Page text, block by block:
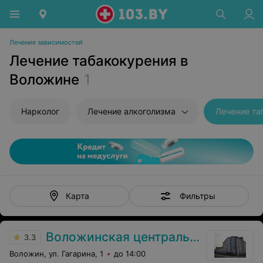
Лечение зависимостей
Лечение табакокурения в
Воложине 1
Нарколог Лечение алкоголизма Лечение
Карта Фильтры
3.3 Воложинская центральная районная больница
Воложин, ул. Гагарина, 1 до 14:00